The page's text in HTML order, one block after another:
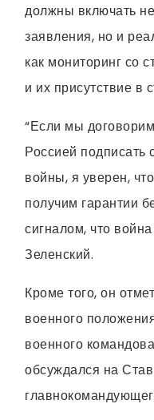
должны включать
заявления, но и
как мониторинг со
и их присутствие в
“Если мы
Россией
войны, я уверен,
получим гарантии
сигналом, что
Зеленский.
Кроме того, он
военного
военного
обсуждался на